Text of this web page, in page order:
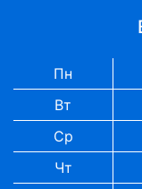
Пн
Вт
Ср
Чт